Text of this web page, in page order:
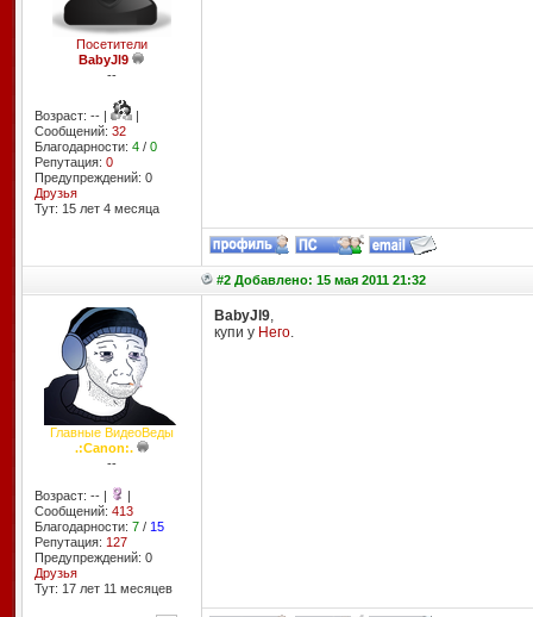
Посетители
BabyJl9
--
Возраст: -- |
|
Сообщений: 32
Благодарности: 4/ 0
Репутация: 0
Предупреждений: 0
Друзья
Тут: 15 лет 4 месяцa
#2 Добавлено: 15 мая 2011 21:32
Главные ВидеоВеды
.:Canon:.
--
Возраст: -- |
|
Сообщений: 413
Благодарности: 7/ 15
Репутация: 127
Предупреждений: 0
Друзья
Тут: 17 лет 11 месяцев
BabyJl9,
купи у Него.